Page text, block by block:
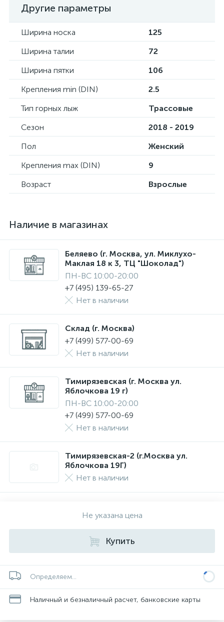
Другие параметры
Ширина носка
125
Ширина талии
72
Ширина пятки
106
Крепления min (DIN)
2.5
Тип горных лыж
Трассовые
Сезон
2018 - 2019
Пол
Женский
Крепления max (DIN)
9
Возраст
Взрослые
Наличие в магазинах
Беляево (г. Москва, ул. Миклухо-
Маклая 18 к 3, ТЦ "Шоколад")
ПН-ВС 10:00-20:00
+7 (495) 139-65-27
Нет в наличии
Склад (г. Москва)
+7 (499) 577-00-69
Нет в наличии
Тимирязевская (г. Москва ул.
Яблочкова 19 г)
ПН-ВС 10:00-20:00
+7 (499) 577-00-69
Нет в наличии
Тимирязевская-2 (г.Москва ул.
Яблочкова 19Г)
Нет в наличии
Не указана цена
Купить
Определяем...
Наличный и безналичный расчет, банковские карты